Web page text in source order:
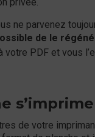
ne parvenez
de le
votre PDF et vous
de votre